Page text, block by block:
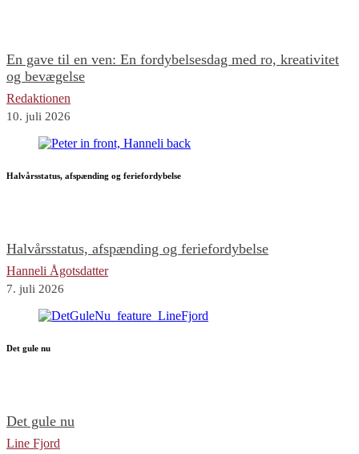
En gave til en ven: En fordybelsesdag med ro, kreativitet
og bevægelse
Redaktionen
10. juli 2026
Halvårsstatus, afspænding og feriefordybelse
Halvårsstatus, afspænding og feriefordybelse
Hanneli Ågotsdatter
7. juli 2026
Det gule nu
Det gule nu
Line Fjord